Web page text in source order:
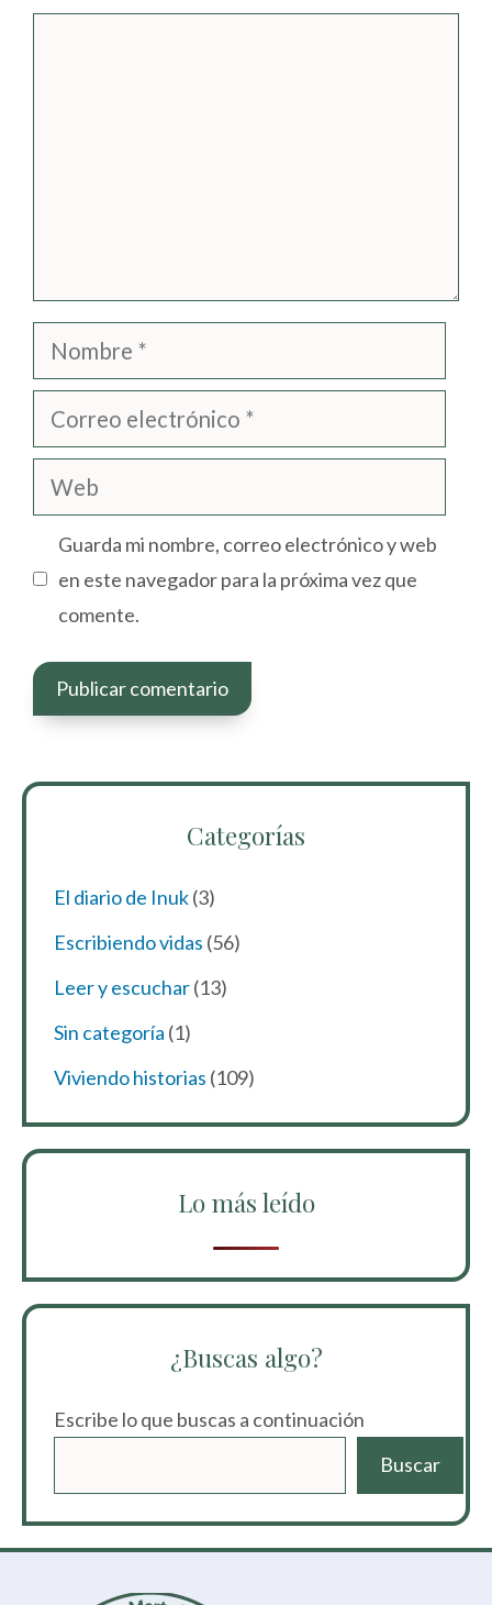
Nombre
Correo
electrónico
Web
Guarda mi nombre, correo electrónico y web
en este navegador para la próxima vez que
comente.
Categorías
El diario de Inuk(3)
Escribiendo vidas (56)
Leer y escuchar(13)
Sin categoría (1)
Viviendo historias (109)
Lo más leído
¿Buscas algo?
Escribe lo que buscas a continuación
Buscar